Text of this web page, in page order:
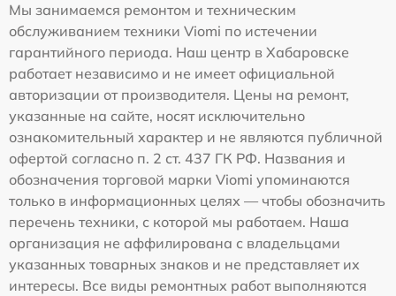
Мы занимаемся ремонтом и техническим
обслуживанием техники Viomi по истечении
гарантийного периода. Наш центр в Хабаровске
работает независимо и не имеет официальной
авторизации от производителя. Цены на ремонт,
указанные на сайте, носят исключительно
ознакомительный характер и не являются публичной
офертой согласно п. 2 ст. 437 ГК РФ. Названия и
обозначения торговой марки Viomi упоминаются
только в информационных целях — чтобы обозначить
перечень техники, с которой мы работаем. Наша
организация не аффилирована с владельцами
указанных товарных знаков и не представляет их
интересы. Все виды ремонтных работ выполняются